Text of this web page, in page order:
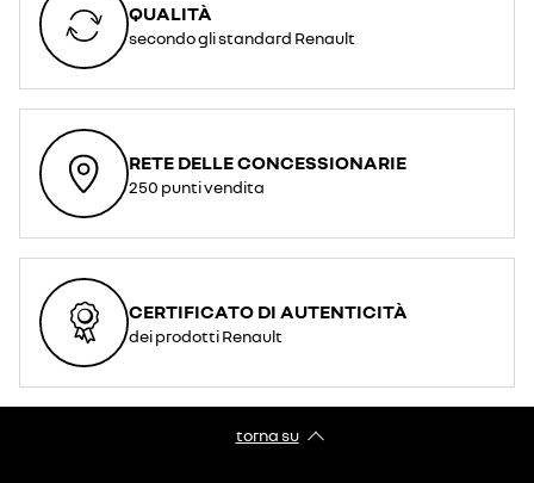
QUALITÀ
secondo gli standard Renault
RETE DELLE CONCESSIONARIE
250 punti vendita
CERTIFICATO DI AUTENTICITÀ
dei prodotti Renault
torna su